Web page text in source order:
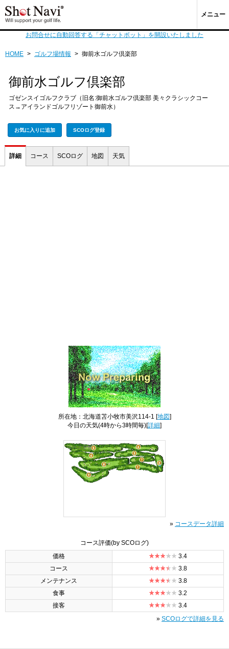
メニュー
お問合せに自動回答する「チャットボット」を開設いたしました
HOME > ゴルフ場情報 > 御前水ゴルフ倶楽部
御前水ゴルフ倶楽部
ゴゼンスイゴルフクラブ（旧名:御前水ゴルフ倶楽部 美々クラシックコー
ス→アイランドゴルフリゾート御前水）
お気に入りに追加 SCOログ登録
詳細 コース SCOログ 地図 天気
所在地：北海道苫小牧市美沢114-1 [地図]
今日の天気(4時から3時間毎)[詳細]
コース全景
» コースデータ詳細
コース評価(by SCOログ)
価格
3.4
コース
3.8
メンテナンス
3.8
食事
3.2
接客
3.4
» SCOログで詳細を見る